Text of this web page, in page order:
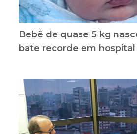
Bebê de quase 5 kg
bate recorde em hospital